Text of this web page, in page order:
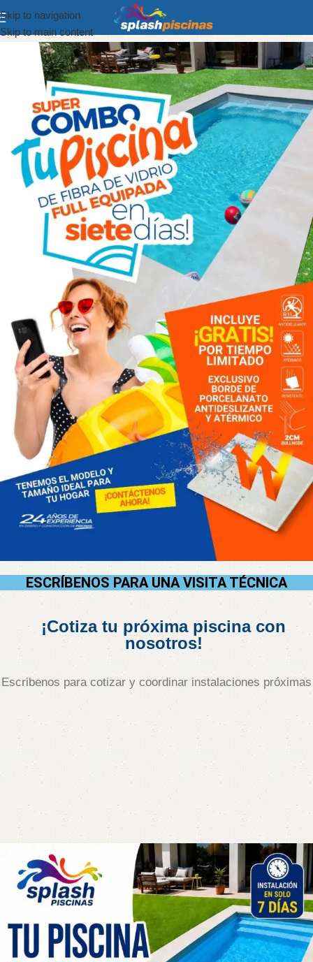
Skip to navigation
Skip to main content
ESCRÍBENOS PARA UNA VISITA TÉCNICA
¡Cotiza tu próxima piscina con
nosotros!
Escribenos para cotizar y coordinar instalaciones próximas